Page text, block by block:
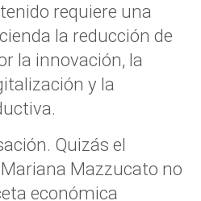
requiere una
la reducción de
la innovación, la
y la
Quizás el
Mazzucato no
económica